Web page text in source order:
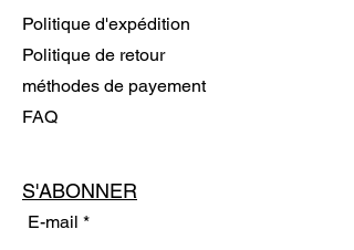
Politique d'expédition
Politique de retour
méthodes de payement
FAQ
S'ABONNER
E-mail